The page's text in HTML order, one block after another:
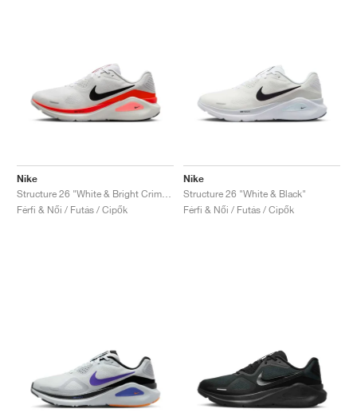
Nike
Férfi & Női / Futás / Cipők
Nike
Structure 26 "White & Black"
Férfi & Női / Futás / Cipők